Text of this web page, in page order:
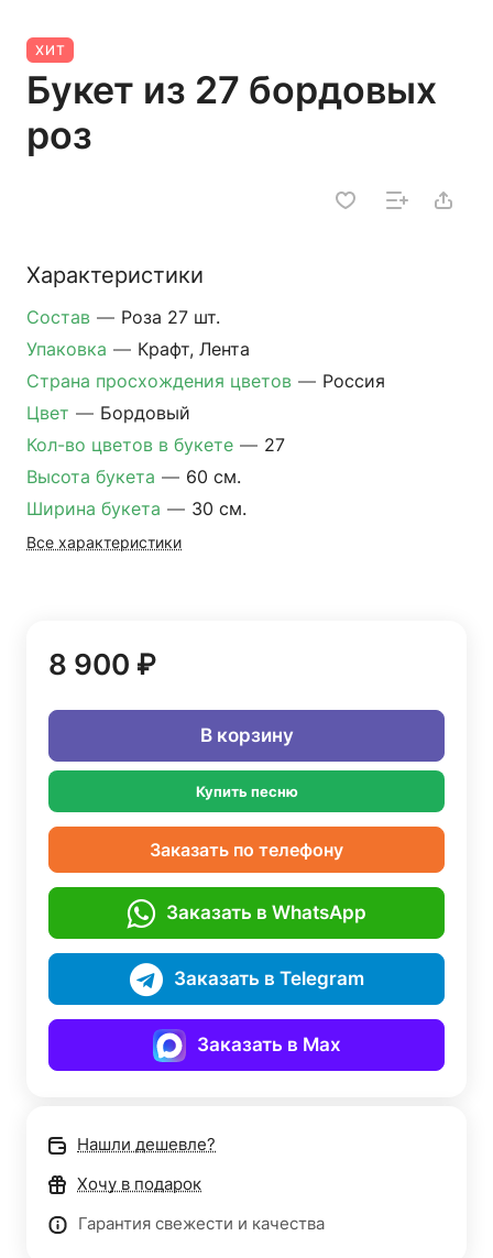
ХИТ
Букет из 27 бордовых
роз
Характеристики
Состав — Роза 27 шт.
Упаковка — Крафт, Лента
Страна просхождения цветов — Россия
Цвет — Бордовый
Кол-во цветов в букете — 27
Высота букета — 60 см.
Ширина букета — 30 см.
Все характеристики
8 900 ₽
В корзину
Купить песню
Заказать по телефону
Заказать в WhatsApp
Заказать в Telegram
Заказать в Max
Нашли дешевле?
Хочу в подарок
Гарантия свежести и качества